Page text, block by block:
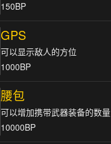
150BP
GPS
可以显示敌人的方位
1000BP
腰包
可以增加携带武器装备的数量
10000BP